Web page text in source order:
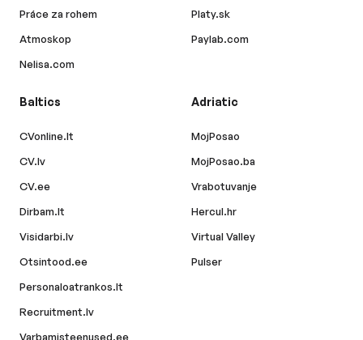
Práce za rohem
Atmoskop
Nelisa.com
Platy.sk
Paylab.com
Baltics
CVonline.lt
CV.lv
CV.ee
Dirbam.lt
Visidarbi.lv
Otsintood.ee
Personaloatrankos.lt
Recruitment.lv
Varbamisteenused.ee
Adriatic
MojPosao
MojPosao.ba
Vrabotuvanje
Hercul.hr
Virtual Valley
Pulser